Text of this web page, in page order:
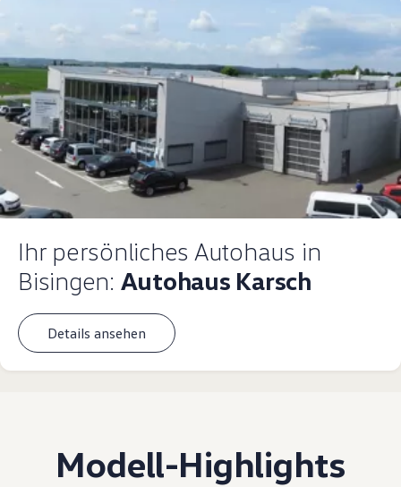
Ihr persönliches Autohaus in
Bisingen: Autohaus Karsch
Details ansehen
Modell-Highlights